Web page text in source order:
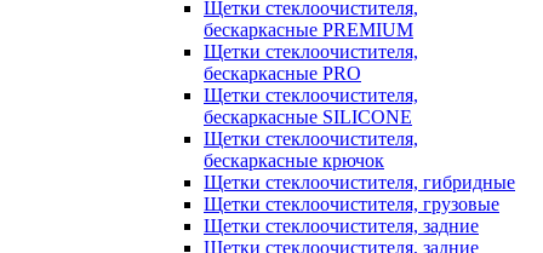
Щетки стеклоочистителя,
бескаркасные PREMIUM
Щетки стеклоочистителя,
бескаркасные PRO
Щетки стеклоочистителя,
бескаркасные SILICONE
Щетки стеклоочистителя,
бескаркасные крючок
Щетки стеклоочистителя, гибридные
Щетки стеклоочистителя, грузовые
Щетки стеклоочистителя, задние
Щетки стеклоочистителя, задние